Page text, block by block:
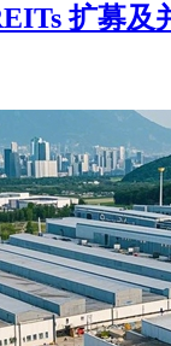
扩募及